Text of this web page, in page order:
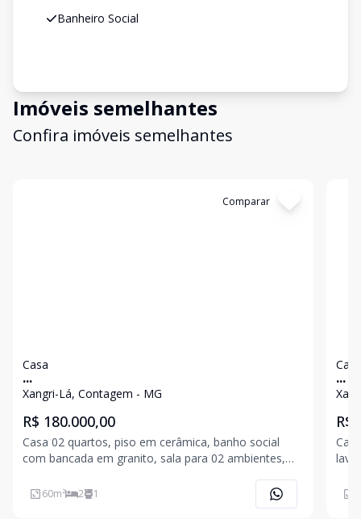
Banheiro Social
Imóveis semelhantes
Confira imóveis semelhantes
Comparar
Casa
...
Xangri-Lá, Contagem - MG
R$ 180.000,00
Casa 02 quartos, piso em cerâmica, banho social
com bancada em granito, sala para 02 ambientes,
em granito, área privativa, área de serviço, 02 vagas
60m² 2 1
Casa
...
R$
Casa 02